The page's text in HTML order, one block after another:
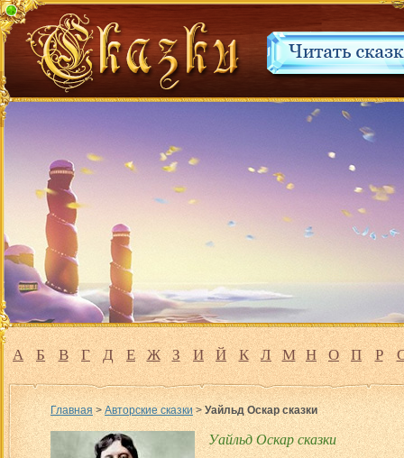
А Б В Г Д Е Ж З И Й К Л М Н О П Р
Главная >Авторские сказки>Уайльд Оскар сказки
Уайльд Оскар сказки